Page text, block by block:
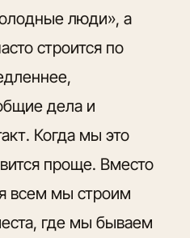
люди», а
строится по
дела и
Когда мы это
проще. Вместо
всем мы строим
где мы бываем